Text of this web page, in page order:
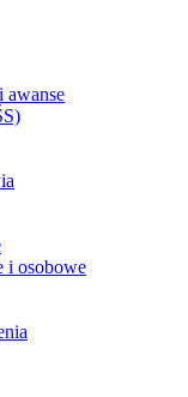
awanse
i osobowe